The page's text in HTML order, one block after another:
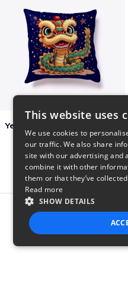
This website uses
We use cookies to
our traffic. We also share
site with our advertising and
combine it with other
them or that they’ve
Read more
SHOW DETAILS
STRICTLY